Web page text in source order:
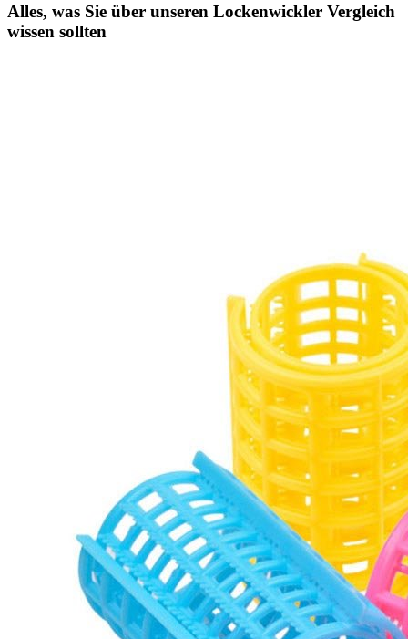
Alles, was Sie über unseren Lockenwickler Vergleich
wissen sollten